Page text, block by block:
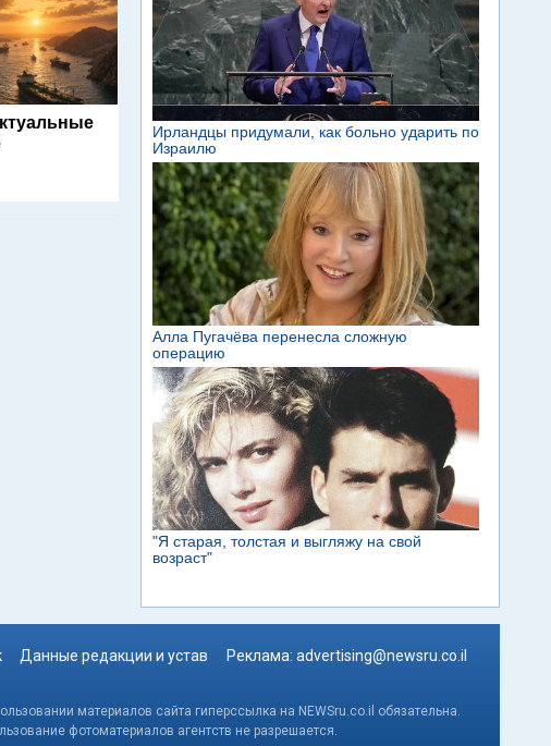
Данные редакции и устав Реклама: advertising@newsru.co.il
материалов сайта гиперссылка на NEWSru.co.il обязательна.
фотоматериалов агентств не разрешается.